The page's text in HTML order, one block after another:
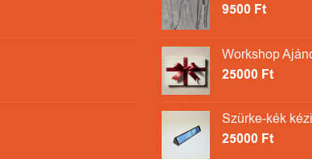
9500 Ft
Workshop
25000 Ft
Szürke-kék
25000 Ft